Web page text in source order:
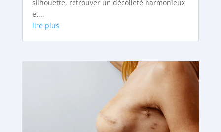
silhouette, retrouver un décolleté harmonieux
et...
lire plus